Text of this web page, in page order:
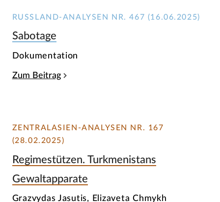
RUSSLAND-ANALYSEN NR. 467 (16.06.2025)
Sabotage
Dokumentation
Zum Beitrag
ZENTRALASIEN-ANALYSEN NR. 167
(28.02.2025)
Regimestützen. Turkmenistans
Gewaltapparate
Grazvydas Jasutis, Elizaveta Chmykh